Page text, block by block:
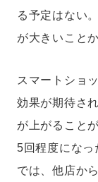
る予定はない
が大きいこと
スマートショ
効果が期待さ
が上がること
5回程度になっ
では、他店か